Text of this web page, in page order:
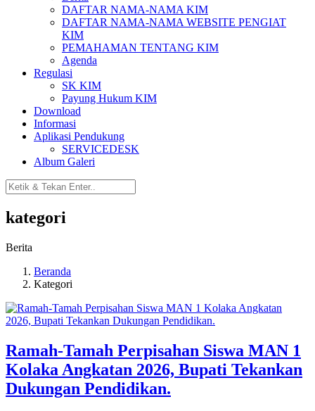
DAFTAR NAMA-NAMA KIM
DAFTAR NAMA-NAMA WEBSITE PENGIAT
KIM
PEMAHAMAN TENTANG KIM
Agenda
Regulasi
SK KIM
Payung Hukum KIM
Download
Informasi
Aplikasi Pendukung
SERVICEDESK
Album Galeri
kategori
Berita
Beranda
Kategori
Ramah-Tamah Perpisahan Siswa MAN 1
Kolaka Angkatan 2026, Bupati Tekankan
Dukungan Pendidikan.